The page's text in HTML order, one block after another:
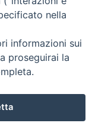
nella
informazioni sui
proseguirai la